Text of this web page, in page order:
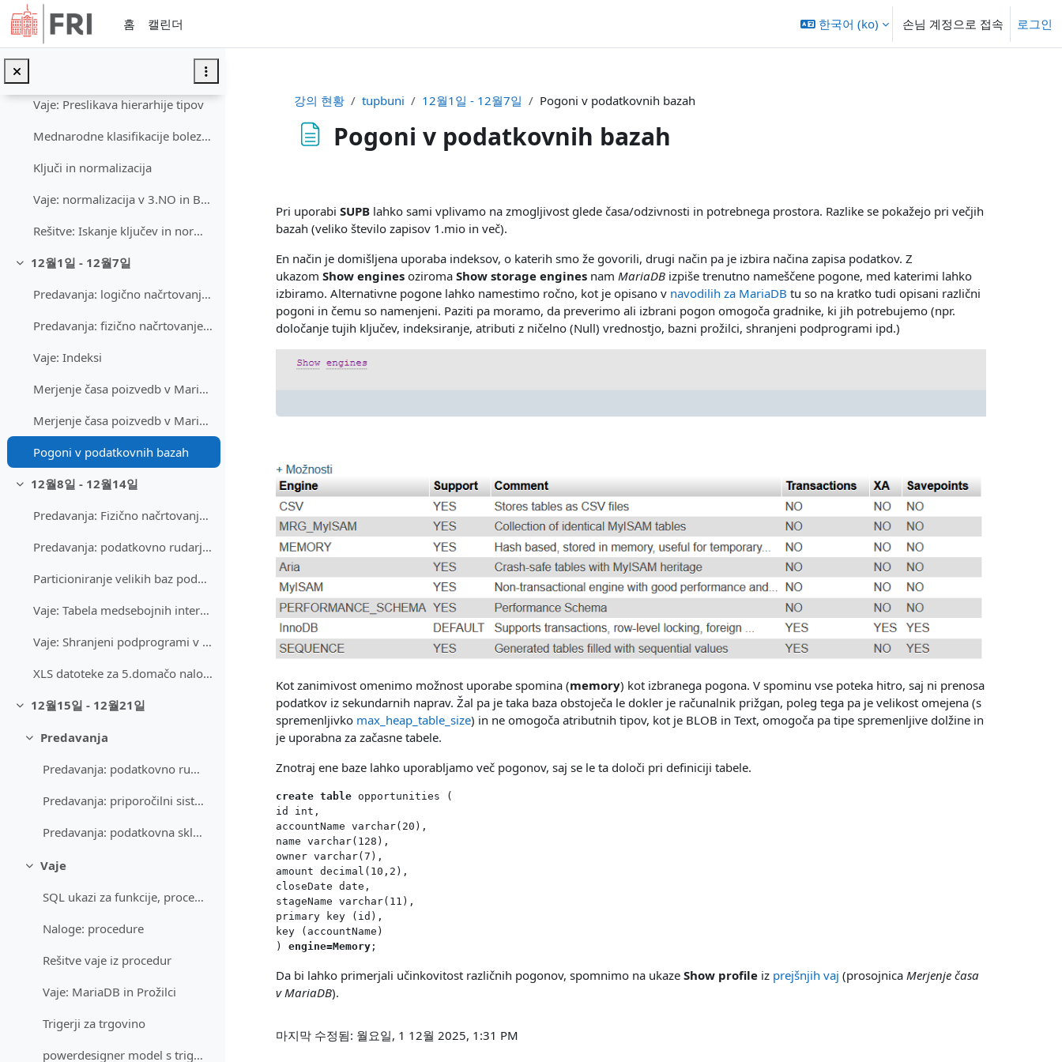
메인 콘텐츠로 건너뛰기
홈
캘린더 한국어 ‎(ko)‎ 손님 계정으로 접속 로그인
Video posnetek: logično načrtovanje (2020); do 1:55:51
Vaje: Preslikava hierarhije tipov
Mednarodne klasifikacije bolezni (ICD)
Ključi in normalizacija
Vaje: normalizacija v 3.NO in BCNO
Rešitve: Iskanje ključev in normalizacija
축소12월1일 - 12월7일
Predavanja: logično načrtovanje podatkovnih baz - normalizacija (zaključek).
Predavanja: fizično načrtovanje podatkovnih baz
Vaje: Indeksi
Merjenje časa poizvedb v MariaDB - spremembe v novejših verzijah
Merjenje časa poizvedb v MariaDB - vaje
Pogoni v podatkovnih bazah
축소12월8일 - 12월14일
Predavanja: Fizično načrtovanje podatkovnih baz (zaključek).
Predavanja: podatkovno rudarjenje
Particioniranje velikih baz podatkov v MySQL
Vaje: Tabela medsebojnih interakcij tabel in transakcij
Vaje: Shranjeni podprogrami v SQL
XLS datoteke za 5.domačo nalogo: Diag, Lab in Param
축소12월15일 - 12월21일
축소Predavanja
Predavanja: podatkovno rudarjenje
Predavanja: priporočilni sistemi
Predavanja: podatkovna skladišča
축소Vaje
SQL ukazi za funkcije, procedure in triggerje
Naloge: procedure
Rešitve vaje iz procedur
Vaje: MariaDB in Prožilci
Trigerji za trgovino
powerdesigner model s triggerjem
강의 현황 tupbuni 12월1일 - 12월7일 Pogoni v podatkovnih bazah
Pogoni v podatkovnih bazah
Pri uporabi SUPBlahko sami vplivamo na zmogljivost glede časa/odzivnosti in potrebnega prostora. Razlike se pokažejo pri večjih
bazah (veliko število zapisov 1.mio in več).
En način je domišljena uporaba indeksov, o katerih smo že govorili, drugi način pa je izbira načina zapisa podatkov. Z
ukazom Show enginesoziroma Show storage enginesnam MariaDBizpiše trenutno nameščene pogone, med katerimi lahko
izbiramo. Alternativne pogone lahko namestimo ročno, kot je opisano v navodilih za MariaDB tu so na kratko tudi opisani različni
pogoni in čemu so namenjeni. Paziti pa moramo, da preverimo ali izbrani pogon omogoča gradnike, ki jih potrebujemo (npr.
določanje tujih ključev, indeksiranje, atributi z ničelno (Null) vrednostjo, bazni prožilci, shranjeni podprogrami ipd.)
Kot zanimivost omenimo možnost uporabe spomina (memory) kot izbranega pogona. V spominu vse poteka hitro, saj ni prenosa
podatkov iz sekundarnih naprav. Žal pa je taka baza obstoječa le dokler je računalnik prižgan, poleg tega pa je velikost omejena (s
spremenljivko max_heap_table_size) in ne omogoča atributnih tipov, kot je BLOB in Text, omogoča pa tipe spremenljive dolžine in
je uporabna za začasne tabele.
Znotraj ene baze lahko uporabljamo več pogonov, saj se le ta določi pri definiciji tabele.
create table opportunities (
id int,
accountName varchar(20),
name varchar(128),
owner varchar(7),
amount decimal(10,2),
closeDate date,
stageName varchar(11),
primary key (id),
key (accountName)
) engine=Memory;
Da bi lahko primerjali učinkovitost različnih pogonov, spomnimo na ukaze Show profileiz prejšnjih vaj (prosojnica Merjenje časa
v MariaDB).
마지막 수정됨: 월요일, 1 12월 2025, 1:31 PM